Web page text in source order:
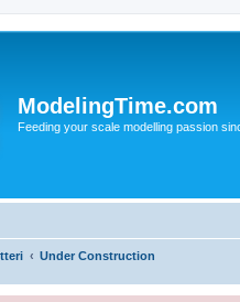
ModelingTime.com
Feeding your scale modelling passion
Under Construction